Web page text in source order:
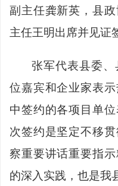
副主任龚新英，县
主任王明出席并见证
张军代表县委
位嘉宾和企业家表
中签约的各项目单
次签约是坚定不移
察重要讲话重要指
的深入实践，也是我